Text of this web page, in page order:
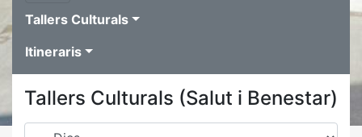
Tallers Culturals
Itineraris
Tallers Culturals (Salut i Benestar)
Dies